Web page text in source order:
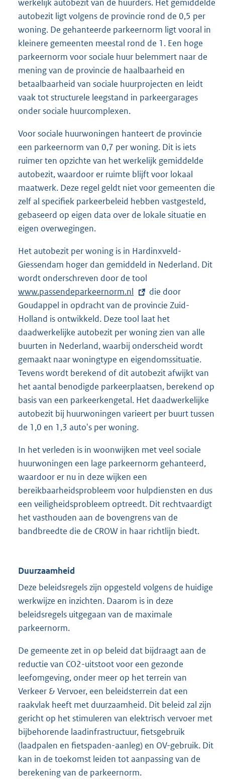
werkelijk autobezit van de huurders. Het gemiddelde
autobezit ligt volgens de provincie rond de 0,5 per
woning. De gehanteerde parkeernorm ligt vooral in
kleinere gemeenten meestal rond de 1. Een hoge
parkeernorm voor sociale huur belemmert naar de
mening van de provincie de haalbaarheid en
betaalbaarheid van sociale huurprojecten en leidt
vaak tot structurele leegstand in parkeergarages
onder sociale huurcomplexen.
Voor sociale huurwoningen hanteert de provincie
een parkeernorm van 0,7 per woning. Dit is iets
ruimer ten opzichte van het werkelijk gemiddelde
autobezit, waardoor er ruimte blijft voor lokaal
maatwerk. Deze regel geldt niet voor gemeenten die
zelf al specifiek parkeerbeleid hebben vastgesteld,
gebaseerd op eigen data over de lokale situatie en
eigen overwegingen.
Het autobezit per woning is in Hardinxveld-
Giessendam hoger dan gemiddeld in Nederland. Dit
wordt onderschreven door de tool
x
t
e
r
n
e
l
i
n
k
www.passendeparkeernorm.nl
die door
Goudappel in opdracht van de provincie Zuid-
Holland is ontwikkeld. Deze tool laat het
daadwerkelijke autobezit per woning zien van alle
buurten in Nederland, waarbij onderscheid wordt
gemaakt naar woningtype en eigendomssituatie.
Tevens wordt berekend of dit autobezit afwijkt van
het aantal benodigde parkeerplaatsen, berekend op
basis van een parkeerkengetal. Het daadwerkelijke
autobezit bij huurwoningen varieert per buurt tussen
de 1,0 en 1,3 auto's per woning.
In het verleden is in woonwijken met veel sociale
huurwoningen een lage parkeernorm gehanteerd,
waardoor er nu in deze wijken een
bereikbaarheidsprobleem voor hulpdiensten en dus
een veiligheidsprobleem optreedt. Dit rechtvaardigt
het vasthouden aan de bovengrens van de
bandbreedte die de CROW in haar richtlijn biedt.
Duurzaamheid
Deze beleidsregels zijn opgesteld volgens de huidige
werkwijze en inzichten. Daarom is in deze
beleidsregels uitgegaan van de maximale
parkeernorm.
De gemeente zet in op beleid dat bijdraagt aan de
reductie van CO2-uitstoot voor een gezonde
leefomgeving, onder meer op het terrein van
Verkeer & Vervoer, een beleidsterrein dat een
raakvlak heeft met duurzaamheid. Dit beleid zal zijn
gericht op het stimuleren van elektrisch vervoer met
bijbehorende laadinfrastructuur, fietsgebruik
(laadpalen en fietspaden-aanleg) en OV-gebruik. Dit
kan in de toekomst leiden tot aanpassing van de
berekening van de parkeernorm.